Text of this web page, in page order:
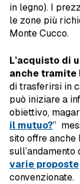
in legno). I
le zone più
Monte Cucco.
L’acquisto di
anche tramite
di trasferirsi in
può iniziare a
obiettivo,
il mutuo?”
sito offre anche
sull’andamento
varie proposte
convenzionate.